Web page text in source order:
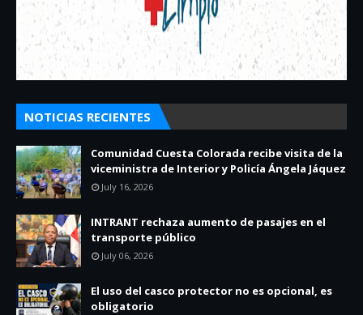
NOTICIAS RECIENTES
Comunidad Cuesta Colorada recibe visita de la
viceministra de Interior y Policía Ángela Jáquez
July 16, 2026
INTRANT rechaza aumento de pasajes en el
transporte público
July 06, 2026
El uso del casco protector no es opcional, es
obligatorio